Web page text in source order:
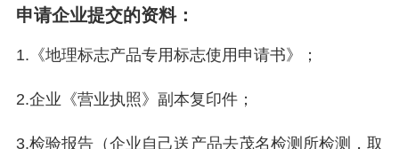
申请企业提交的资料：
1.《地理标志产品专用标志使用申请书》；
2.企业《营业执照》副本复印件；
3.检验报告（企业自己送产品去茂名检测所检测，取